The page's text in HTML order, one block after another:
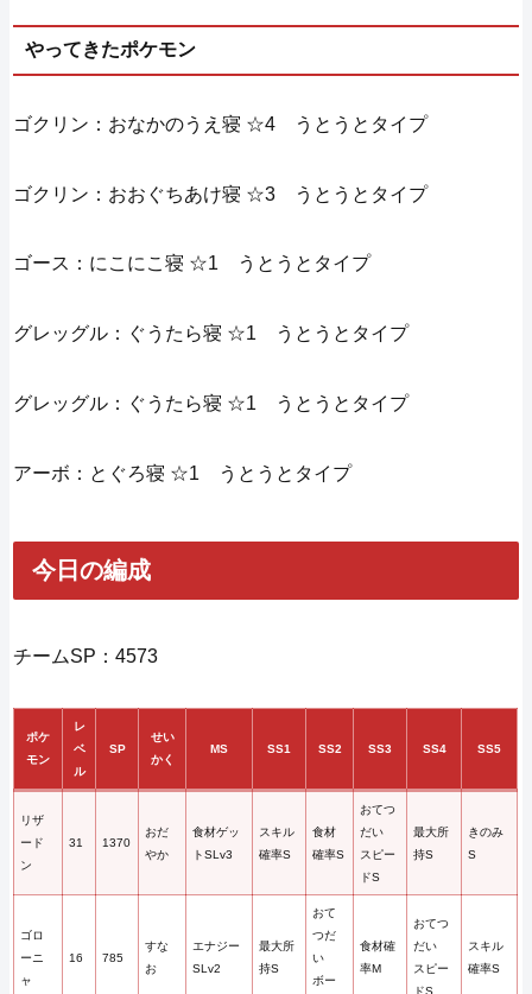
やってきたポケモン
ゴクリン：おなかのうえ寝 ☆4 うとうとタイプ
ゴクリン：おおぐちあけ寝 ☆3 うとうとタイプ
ゴース：にこにこ寝 ☆1 うとうとタイプ
グレッグル：ぐうたら寝 ☆1 うとうとタイプ
グレッグル：ぐうたら寝 ☆1 うとうとタイプ
アーボ：とぐろ寝 ☆1 うとうとタイプ
今日の編成
チームSP：4573
ポケ
モン
レ
ベ
ル
SP
せい
かく
MS SS1 SS2 SS3 SS4 SS5
リザ
ード
ン
31 1370
おだ
やか
食材ゲッ
トSLv3
スキル
確率S
食材
確率S
おてつ
だい
スピー
ドS
最大所
持S
きのみ
S
ゴロ
ーニ
ャ
16 785
すな
お
エナジー
SLv2
最大所
持S
おて
つだ
い
ボー
食材確
率M
おてつ
だい
スピー
スキル
確率S